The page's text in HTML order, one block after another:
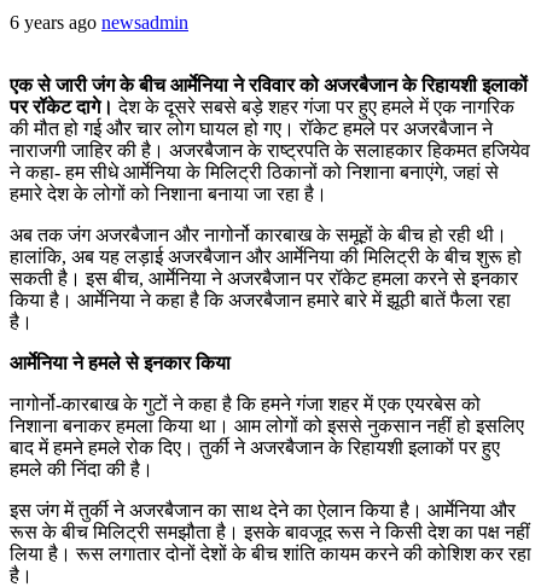
6 years ago newsadmin
एक से जारी जंग के बीच आर्मेनिया ने रविवार को अजरबैजान के रिहायशी इलाकों
पर रॉकेट दागे। देश के दूसरे सबसे बड़े शहर गंजा पर हुए हमले में एक नागरिक
की मौत हो गई और चार लोग घायल हो गए। रॉकेट हमले पर अजरबैजान ने
नाराजगी जाहिर की है। अजरबैजान के राष्ट्रपति के सलाहकार हिकमत हजियेव
ने कहा- हम सीधे आर्मेनिया के मिलिट्री ठिकानों को निशाना बनाएंगे, जहां से
हमारे देश के लोगों को निशाना बनाया जा रहा है।
अब तक जंग अजरबैजान और नागोर्नो कारबाख के समूहों के बीच हो रही थी।
हालांकि, अब यह लड़ाई अजरबैजान और आर्मेनिया की मिलिट्री के बीच शुरू हो
सकती है। इस बीच, आर्मेनिया ने अजरबैजान पर रॉकेट हमला करने से इनकार
किया है। आर्मेनिया ने कहा है कि अजरबैजान हमारे बारे में झूठी बातें फैला रहा
है।
आर्मेनिया ने हमले से इनकार किया
नागोर्नो-कारबाख के गुटों ने कहा है कि हमने गंजा शहर में एक एयरबेस को
निशाना बनाकर हमला किया था। आम लोगों को इससे नुकसान नहीं हो इसलिए
बाद में हमने हमले रोक दिए। तुर्की ने अजरबैजान के रिहायशी इलाकों पर हुए
हमले की निंदा की है।
इस जंग में तुर्की ने अजरबैजान का साथ देने का ऐलान किया है। आर्मेनिया और
रूस के बीच मिलिट्री समझौता है। इसके बावजूद रूस ने किसी देश का पक्ष नहीं
लिया है। रूस लगातार दोनों देशों के बीच शांति कायम करने की कोशिश कर रहा
है।